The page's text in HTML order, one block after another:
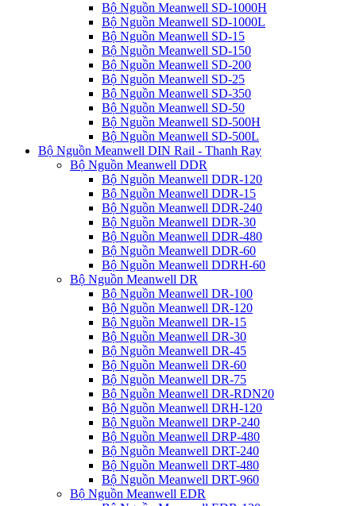
Bộ Nguồn Meanwell SD-1000H
Bộ Nguồn Meanwell SD-1000L
Bộ Nguồn Meanwell SD-15
Bộ Nguồn Meanwell SD-150
Bộ Nguồn Meanwell SD-200
Bộ Nguồn Meanwell SD-25
Bộ Nguồn Meanwell SD-350
Bộ Nguồn Meanwell SD-50
Bộ Nguồn Meanwell SD-500H
Bộ Nguồn Meanwell SD-500L
Bộ Nguồn Meanwell DIN Rail - Thanh Ray
Bộ Nguồn Meanwell DDR
Bộ Nguồn Meanwell DDR-120
Bộ Nguồn Meanwell DDR-15
Bộ Nguồn Meanwell DDR-240
Bộ Nguồn Meanwell DDR-30
Bộ Nguồn Meanwell DDR-480
Bộ Nguồn Meanwell DDR-60
Bộ Nguồn Meanwell DDRH-60
Bộ Nguồn Meanwell DR
Bộ Nguồn Meanwell DR-100
Bộ Nguồn Meanwell DR-120
Bộ Nguồn Meanwell DR-15
Bộ Nguồn Meanwell DR-30
Bộ Nguồn Meanwell DR-45
Bộ Nguồn Meanwell DR-60
Bộ Nguồn Meanwell DR-75
Bộ Nguồn Meanwell DR-RDN20
Bộ Nguồn Meanwell DRH-120
Bộ Nguồn Meanwell DRP-240
Bộ Nguồn Meanwell DRP-480
Bộ Nguồn Meanwell DRT-240
Bộ Nguồn Meanwell DRT-480
Bộ Nguồn Meanwell DRT-960
Bộ Nguồn Meanwell EDR